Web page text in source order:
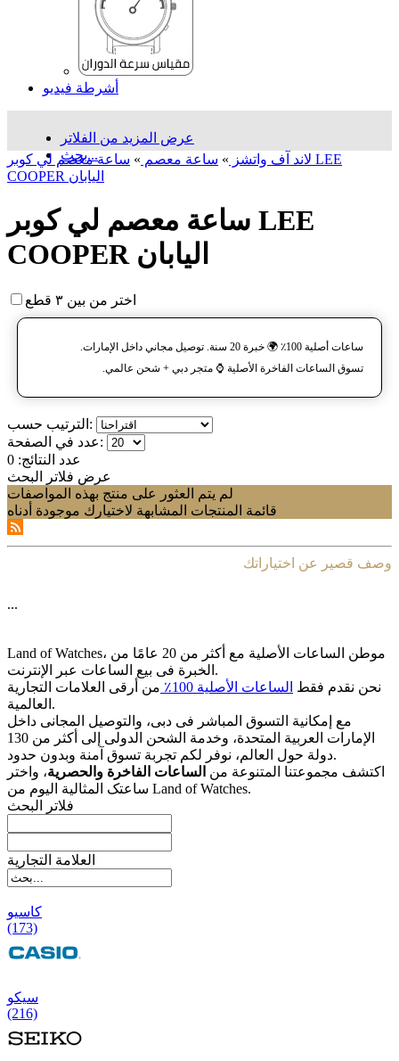
أشرطة فيديو
عرض المزيد من الفلاتر
بحث...
لاند آف واتشز » ساعة معصم » ساعة معصم لي كوبر LEE
COOPER اليابان
ساعة معصم لي كوبر LEE
COOPER اليابان
اختر من بين ٣ قطع
ساعات أصلية 100٪ 🌍 خبرة 20 سنة. توصيل مجاني داخل الإمارات.
تسوق الساعات الفاخرة الأصلية ⌚️ متجر دبي + شحن عالمي.
الترتيب حسب:
عدد في الصفحة:
عدد النتائج: 0
عرض فلاتر البحث
لم يتم العثور على منتج بهذه المواصفات
قائمة المنتجات المشابهة لاختيارك موجودة أدناه
وصف قصير عن اختياراتك
...
Land of Watches، موطن الساعات الأصلیة مع أکثر من 20 عامًا من
الخبرة فی بیع الساعات عبر الإنترنت.
نحن نقدم فقط الساعات الأصلیة 100٪
من أرقى العلامات التجاریة
العالمیة.
مع إمکانیة التسوق المباشر فی دبی، والتوصیل المجانی داخل
الإمارات العربیة المتحدة، وخدمة الشحن الدولی إلى أکثر من 130
دولة حول العالم، نوفر لکم تجربة تسوق آمنة وبدون حدود.
اکتشف مجموعتنا المتنوعة من الساعات الفاخرة والحصریة، واختر
ساعتک المثالیة الیوم من Land of Watches.
فلاتر البحث
العلامة التجارية
کاسیو
(173)
سیکو
(216)